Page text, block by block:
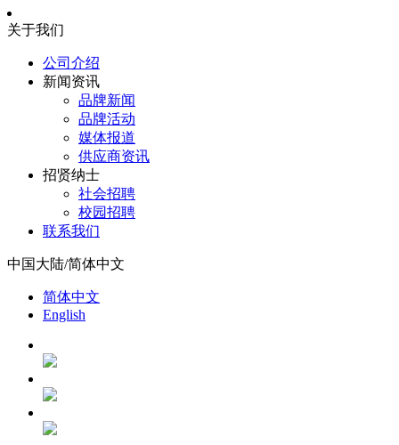
关于我们
公司介绍
新闻资讯
品牌新闻
品牌活动
媒体报道
供应商资讯
招贤纳士
社会招聘
校园招聘
联系我们
中国大陆/简体中文
简体中文
English